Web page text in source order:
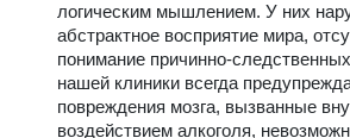
логическим мышлением. У них
абстрактное восприятие мира,
понимание причинно-
нашей клиники всегда
повреждения мозга, вызванные
воздействием алкоголя,